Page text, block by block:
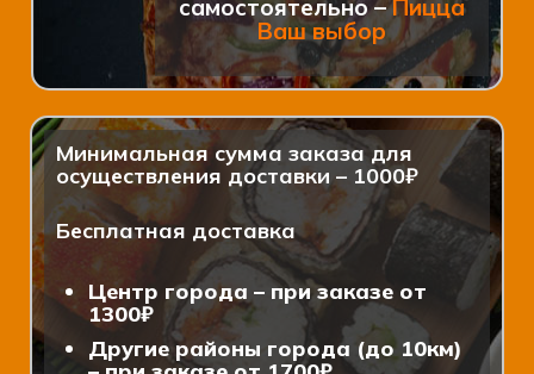
самостоятельно –Пицца
Ваш выбор
Минимальная сумма заказа для
осуществления доставки – 1000₽
Бесплатная доставка
Центр города – при заказе от
1300₽
Другие районы города (до 10км)